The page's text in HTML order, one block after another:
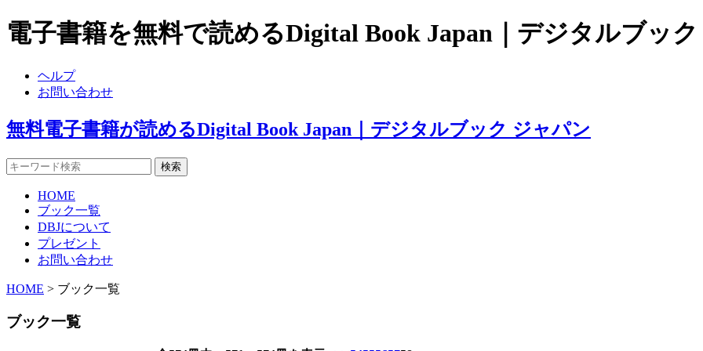
電子書籍を無料で読めるDigital Book Japan｜デジタルブッ
ヘルプ
お問い合わせ
無料電子書籍が読めるDigital Book Japan｜デジタルブック ジャパン
HOME
ブック一覧
DBJについて
プレゼント
お問い合わせ
HOME > ブック一覧
ブック一覧